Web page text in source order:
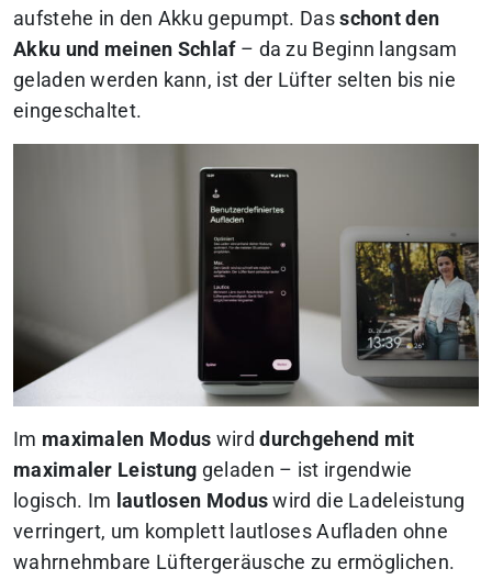
aufstehe in den Akku gepumpt. Dasschont den
Akku und meinen Schlaf– da zu Beginn langsam
geladen werden kann, ist der Lüfter selten bis nie
eingeschaltet.
Im maximalen Modus wirddurchgehend mit
maximaler Leistung geladen – ist irgendwie
logisch. Im lautlosen Modus wird die Ladeleistung
verringert, um komplett lautloses Aufladen ohne
wahrnehmbare Lüftergeräusche zu ermöglichen.